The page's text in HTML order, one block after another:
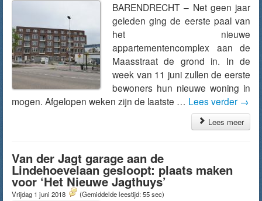
BARENDRECHT – Net geen jaar
geleden ging de eerste paal van
het nieuwe
appartementencomplex aan de
Maasstraat de grond in. In de
week van 11 juni zullen de eerste
bewoners hun nieuwe woning in
mogen. Afgelopen weken zijn de laatste … Lees verder →
Lees meer
Van der Jagt garage aan de
Lindehoevelaan gesloopt: plaats maken
voor ‘Het Nieuwe Jagthuys’
Vrijdag 1 juni 2018 (Gemiddelde leestijd: 55 sec)